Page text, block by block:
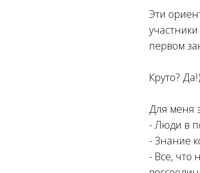
Эти
первом
Круто?
Для меня
- Люди в
- Знание
- Все, что